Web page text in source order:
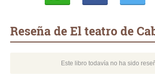
Reseña de El teatro de
Este libro todavía no ha sido